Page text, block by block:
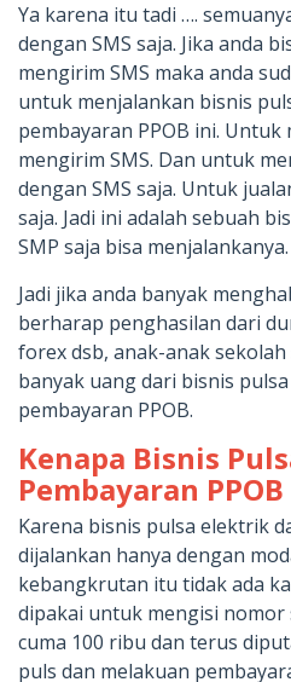
Ya karena itu tadi ….
dengan SMS saja. Jika anda
mengirim SMS maka anda
untuk menjalankan bisnis
pembayaran PPOB ini.
mengirim SMS. Dan untuk
dengan SMS saja. Untuk
saja. Jadi ini adalah sebuah
SMP saja bisa menjalankanya.
Jadi jika anda banyak
berharap penghasilan dari
forex dsb, anak-anak
banyak uang dari bisnis
pembayaran PPOB.
Kenapa Bisnis
Pembayaran
Karena bisnis pulsa elektrik
dijalankan hanya dengan
kebangkrutan itu tidak ada
dipakai untuk mengisi nomor
cuma 100 ribu dan terus
puls dan melakuan